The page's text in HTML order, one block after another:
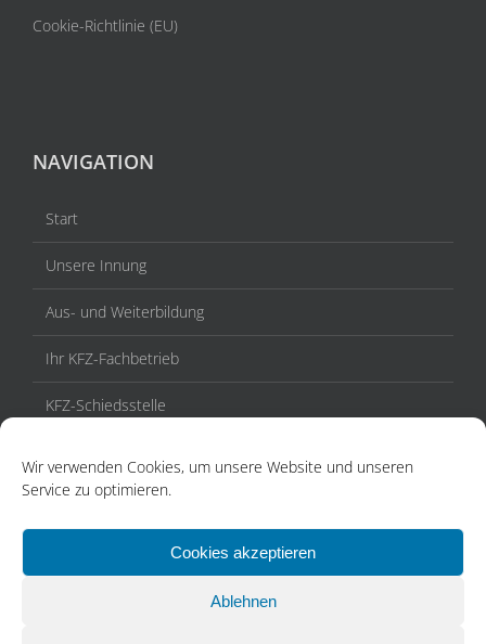
Wir verwenden Cookies, um unsere Website und unseren
Service zu optimieren.
Cookies akzeptieren
Ablehnen
Cookie-Richtlinie (EU)
NAVIGATION
Start
Unsere Innung
Aus- und Weiterbildung
Ihr KFZ-Fachbetrieb
KFZ-Schiedsstelle
Aktuelles